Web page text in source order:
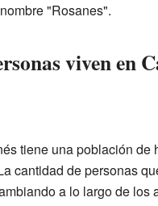
"Rosanes".
viven en
tiene una población de
cantidad de personas
a lo largo de los